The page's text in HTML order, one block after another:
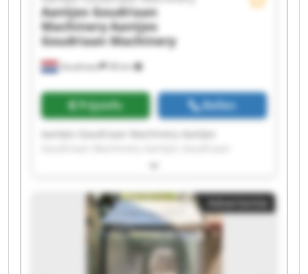
Goudriaan 38 km
Aantjes Goudriaan
MachineryAantjes
Goudriaan Machinery
Prijsinfo Bellen
Aantjes Goudriaan Machinery Aantjes
Machinery Aantjes Goudriaan Machinery
Goudriaan Machinery Aantjes Goudriaan
Machinery Aantjes Goudriaan Machinery
Aantjes Goudriaan Machinery Aantjes
Goudriaan Machinery Aantjes Goudriaan
Machinery Aantjes Goudriaan Machinery
Aantjes Goudriaan Machinery Aantjes
Advertentie